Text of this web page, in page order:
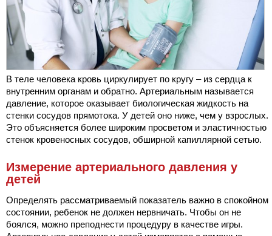
В теле человека кровь циркулирует по кругу – из сердца к
внутренним органам и обратно. Артериальным называется
давление, которое оказывает биологическая жидкость на
стенки сосудов прямотока. У детей оно ниже, чем у взрослых.
Это объясняется более широким просветом и эластичностью
стенок кровеносных сосудов, обширной капиллярной сетью.
Измерение артериального давления у
детей
Определять рассматриваемый показатель важно в спокойном
состоянии, ребенок не должен нервничать. Чтобы он не
боялся, можно преподнести процедуру в качестве игры.